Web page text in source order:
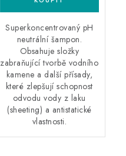
Superkoncentrovaný pH
neutrální šampon.
Obsahuje složky
zabraňující tvorbě vodního
kamene a další přísady,
které zlepšují schopnost
odvodu vody z laku
(sheeting) a antistatické
vlastnosti.